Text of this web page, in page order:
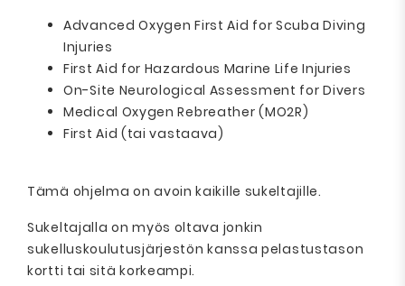
Advanced Oxygen First Aid for Scuba Diving
Injuries
First Aid for Hazardous Marine Life Injuries
On-Site Neurological Assessment for Divers
Medical Oxygen Rebreather (MO2R)
First Aid (tai vastaava)
Tämä ohjelma on avoin kaikille sukeltajille.
Sukeltajalla on myös oltava jonkin
sukelluskoulutusjärjestön kanssa pelastustason
kortti tai sitä korkeampi.